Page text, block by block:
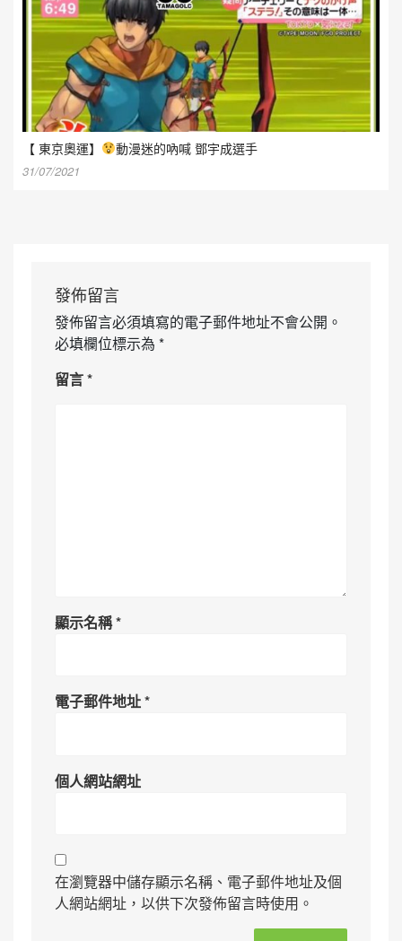
【 東京奧運 】 動漫迷的吶喊 鄧宇成 選手
31/07/2021
發佈留言
發佈留言必須填寫的電子郵件地址不會公開。
必填欄位標示為 *
留言*
顯示名稱*
電子郵件地址*
個人網站網址
在瀏覽器中儲存顯示名稱、電子郵件地址及個
人網站網址，以供下次發佈留言時使用。